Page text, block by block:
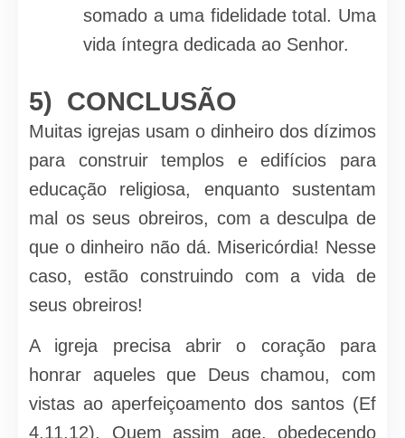
somado a uma fidelidade total. Uma
vida íntegra dedicada ao Senhor.
5) CONCLUSÃO
Muitas igrejas usam o dinheiro dos dízimos
para construir templos e edifíci­os para
educação religiosa, enquanto sustentam
mal os seus obreiros, com a des­culpa de
que o dinheiro não dá. Misericórdia! Nesse
caso, estão construindo com a vida de
seus obreiros!
A igreja precisa abrir o coração para
honrar aqueles que Deus chamou, com
vistas ao aperfeiçoamento dos santos (Ef
4.11,12). Quem assim age, obede­cendo